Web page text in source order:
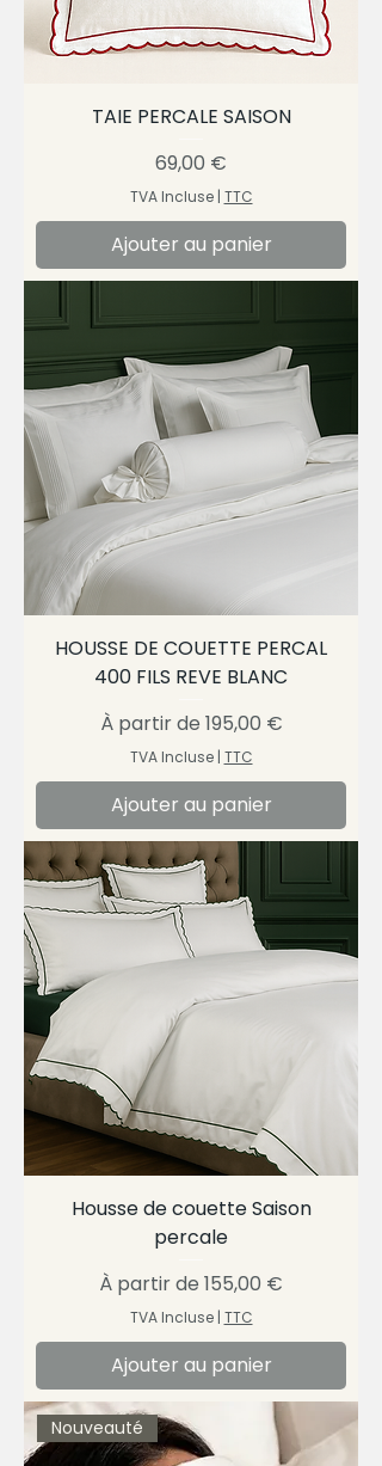
TAIE PERCALE SAISON
Prix
69,00 €
TVA Incluse| TTC
Ajouter au panier
HOUSSE DE COUETTE PERCAL
400 FILS REVE BLANC
À partir de 195,00 €
Prix promotionnel
TVA Incluse| TTC
Ajouter au panier
Housse de couette Saison
percale
À partir de 155,00 €
Prix promotionnel
TVA Incluse| TTC
Ajouter au panier
Nouveauté